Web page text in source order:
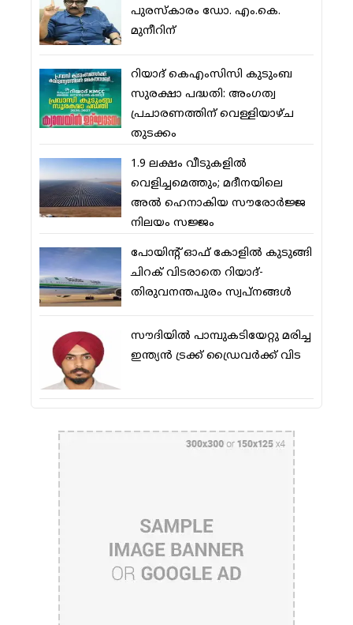
പുരസ്‌കാരം ഡോ. എം.കെ.
മുനീറിന്
റിയാദ് കെഎംസിസി കുടുംബ
സുരക്ഷാ പദ്ധതി: അംഗത്വ
പ്രചാരണത്തിന് വെള്ളിയാഴ്ച
തുടക്കം
1.9 ലക്ഷം വീടുകളില്‍
വെളിച്ചമെത്തും; മദീനയിലെ
അല്‍ ഹെനാകിയ സൗരോര്‍ജ്ജ
നിലയം സജ്ജം
പോയിന്റ് ഓഫ് കോളില്‍ കുടുങ്ങി
ചിറക് വിടരാതെ റിയാദ്-
തിരുവനന്തപുരം സ്വപ്നങ്ങള്‍
സൗദിയിൽ പാമ്പുകടിയേറ്റു മരിച്ച
ഇന്ത്യൻ ട്രക്ക് ഡ്രൈവർക്ക് വിട